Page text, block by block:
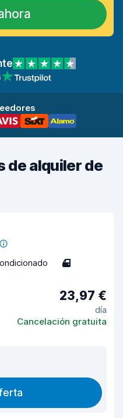
de alquiler de
4
23,97 €
día
Cancelación gratuita